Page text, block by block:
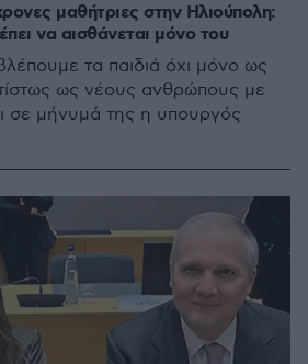
μαθήτριες στην Ηλιούπολη:
να αισθάνεται μόνο του
τα παιδιά όχι μόνο ως
ως νέους ανθρώπους με
σε μήνυμά της η υπουργός